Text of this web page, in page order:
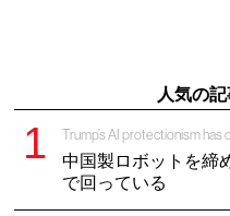
人気の
Trump’s AI protectionism
中国製ロボットを締
で回っている